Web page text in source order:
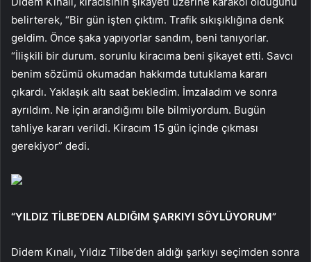
belirterek, “Bir gün işten çıktım. Trafik sıkışıklığına denk
geldim. Önce şaka yapıyorlar sandım, beni tanıyorlar.
“İlişkili bir durum. sorunlu kiracıma beni şikayet etti. Savcı
benim sözümü okumadan hakkımda tutuklama kararı
çıkardı. Yaklaşık altı saat bekledim. İmzaladım ve sonra
ayrıldım. Ne için arandığımı bile bilmiyordum. Bugün
tahliye kararı verildi. Kiracım 15 gün içinde çıkması
gerekiyor” dedi.
“YILDIZ TİLBE’DEN ALDIĞIM ŞARKIYI SÖYLÜYORUM”
Didem Kınalı, Yıldız Tilbe’den aldığı şarkıyı seçimden sonra